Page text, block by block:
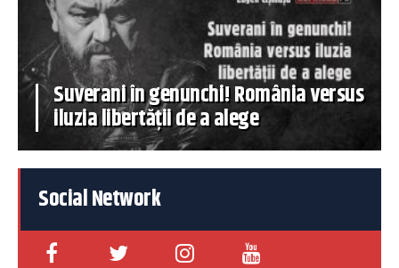
Suverani în genunchi! România versus
iluzia libertății de a alege
Social Network